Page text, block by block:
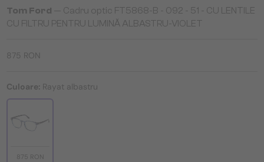
Tom Ford — Cadru optic FT5868-B - 092 - 51 - CU LENTILE
CU FILTRU PENTRU LUMINĂ ALBASTRU-VIOLET
875 RON
Culoare: Rayat albastru
875 RON